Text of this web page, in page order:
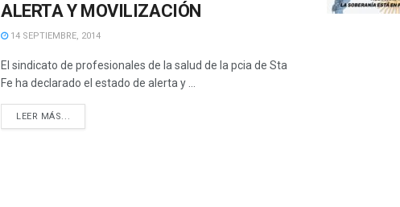
ALERTA Y MOVILIZACIÓN
14 SEPTIEMBRE, 2014
El sindicato de profesionales de la salud de la pcia de Sta
Fe ha declarado el estado de alerta y ...
LEER MÁS...